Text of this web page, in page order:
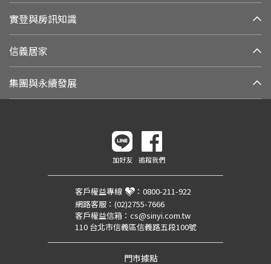
實登與房訊知識
信義居家
集團與永續發展
加好友 追蹤我們
客戶權益專線 ： 0800-211-922
網路客服： (02)2755-7666
客戶權益信箱： cs@sinyi.com.tw
110 台北市信義區信義路五段100號
門市據點